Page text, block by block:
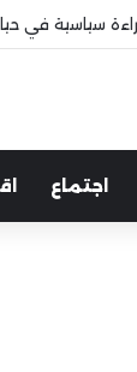
سياسية في
اجتماع